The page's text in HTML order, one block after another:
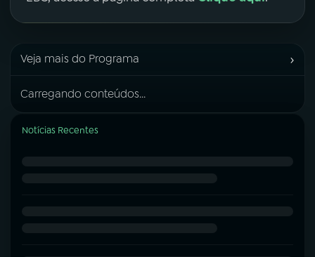
Veja mais do Programa ›
Carregando conteúdos...
Notícias Recentes